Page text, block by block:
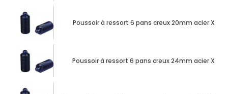
Poussoir à ressort 6 pans creux 20mm acier
Poussoir à ressort 6 pans creux 24mm acier